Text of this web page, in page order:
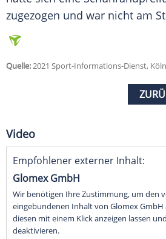
zugezogen und war nicht am
Quelle:2021 Sport-Informations-Dienst, Köln
Video
Empfohlener externer Inhalt:
Glomex GmbH
Wir benötigen Ihre Zustimmung, um den
eingebundenen Inhalt von Glomex GmbH
diesen mit einem Klick anzeigen lassen
deaktivieren.